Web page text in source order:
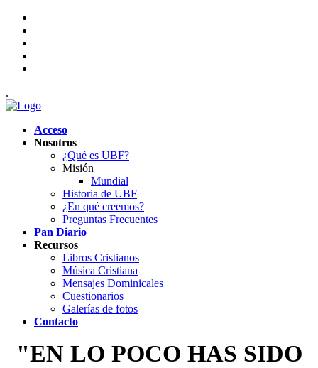
.
Acceso
Nosotros
¿Qué es UBF?
Misión
Mundial
Historia de UBF
¿En qué creemos?
Preguntas Frecuentes
Pan Diario
Recursos
Libros Cristianos
Música Cristiana
Mensajes Dominicales
Cuestionarios
Galerías de fotos
Contacto
"EN LO POCO HAS SIDO